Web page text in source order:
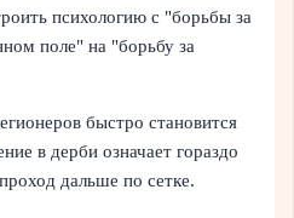
психологию с "борьбы за
поле" на "борьбу за
быстро становится
в дерби означает гораздо
дальше по сетке.